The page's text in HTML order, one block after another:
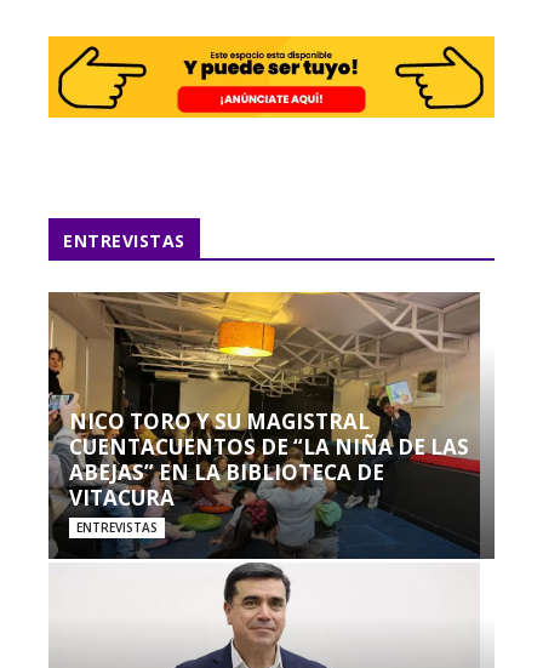
ENTREVISTAS
NICO TORO Y SU MAGISTRAL
CUENTACUENTOS DE “LA NIÑA DE LAS
ABEJAS” EN LA BIBLIOTECA DE
VITACURA
ENTREVISTAS